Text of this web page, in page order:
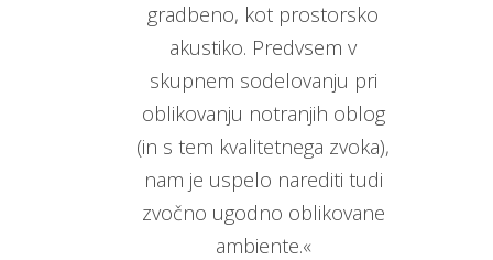
gradbeno, kot prostorsko
akustiko. Predvsem v
skupnem sodelovanju pri
oblikovanju notranjih oblog
(in s tem kvalitetnega zvoka),
nam je uspelo narediti tudi
zvočno ugodno oblikovane
ambiente.«